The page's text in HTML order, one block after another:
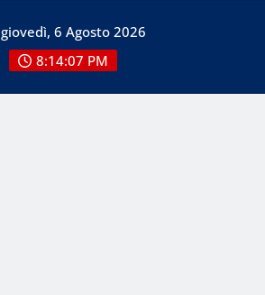
giovedì, 6 Agosto 2026
8:14:09 PM